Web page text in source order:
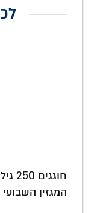
המגזין